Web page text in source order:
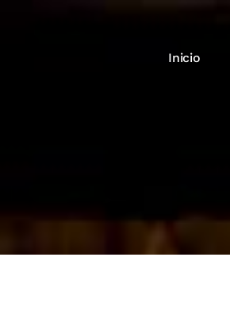
Inicio